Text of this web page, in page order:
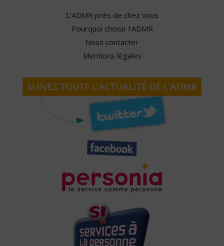
L'ADMR près de chez vous
Pourquoi choisir l'ADMR
Nous contacter
Mentions légales